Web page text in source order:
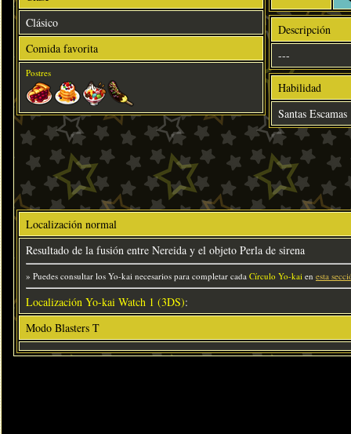
Clásico
Comida favorita
Postres
Descripción
---
Habilidad
Santas Escamas
Localización normal
Resultado de la fusión entre Nereida y el objeto Perla de sirena
» Puedes consultar los Yo-kai necesarios para completar cada Círculo Yo-kai en esta
Localización Yo-kai Watch 1 (3DS):
Modo Blasters T